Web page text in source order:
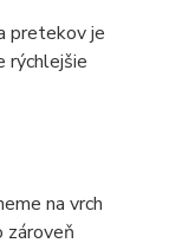
pretekov je
rýchlejšie
na vrch
zároveň